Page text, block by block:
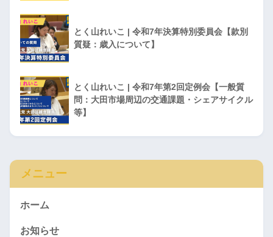
とく山れいこ | 令和7年決算特別委員会【款別
質疑：歳入について】
とく山れいこ | 令和7年第2回定例会【一般質
問：大田市場周辺の交通課題・シェアサイクル
等】
メニュー
ホーム
お知らせ